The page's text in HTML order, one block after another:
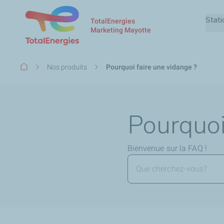
TotalEnergies
Marketing Mayotte
Fil
Nos produits Pourquoi faire une vidange ?
Bienvenue sur la FAQ !